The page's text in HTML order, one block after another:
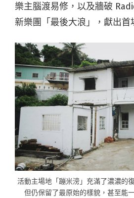
樂主腦渡易修，以及牆破
新樂團「最後大浪」，獻出首
活動主場地「蹦米滂」充滿了濃濃的
但仍保留了最原始的樣貌，甚至能